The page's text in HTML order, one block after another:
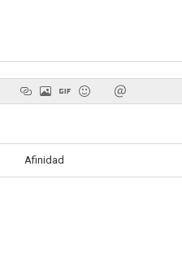
Afinidad